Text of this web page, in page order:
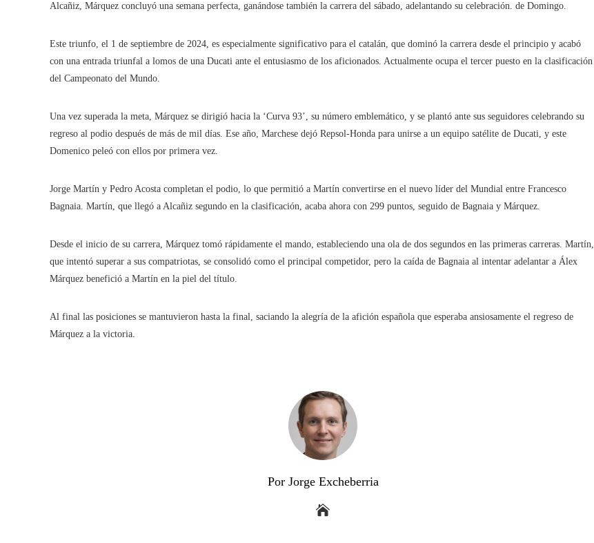
Alcañiz, Márquez concluyó una semana perfecta, ganándose también la carrera del sábado, adelantando su celebración. de Domingo.
Este triunfo, el 1 de septiembre de 2024, es especialmente significativo para el catalán, que dominó la carrera desde el principio y acabó
con una entrada triunfal a lomos de una Ducati ante el entusiasmo de los aficionados. Actualmente ocupa el tercer puesto en la clasificación
del Campeonato del Mundo.
Una vez superada la meta, Márquez se dirigió hacia la ‘Curva 93’, su número emblemático, y se plantó ante sus seguidores celebrando su
regreso al podio después de más de mil días. Ese año, Marchese dejó Repsol-Honda para unirse a un equipo satélite de Ducati, y este
Domenico peleó con ellos por primera vez.
Jorge Martín y Pedro Acosta completan el podio, lo que permitió a Martín convertirse en el nuevo líder del Mundial entre Francesco
Bagnaia. Martín, que llegó a Alcañiz segundo en la clasificación, acaba ahora con 299 puntos, seguido de Bagnaia y Márquez.
Desde el inicio de su carrera, Márquez tomó rápidamente el mando, estableciendo una ola de dos segundos en las primeras carreras. Martín,
que intentó superar a sus compatriotas, se consolidó como el principal competidor, pero la caída de Bagnaia al intentar adelantar a Álex
Márquez benefició a Martín en la piel del título.
Al final las posiciones se mantuvieron hasta la final, saciando la alegría de la afición española que esperaba ansiosamente el regreso de
Márquez a la victoria.
Por Jorge Excheberria